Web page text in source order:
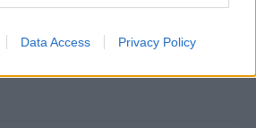
Data Access Privacy Policy
«Στεναχωρήθηκα πολύ ‑ έχω
στο Instagram για τον χαμό του